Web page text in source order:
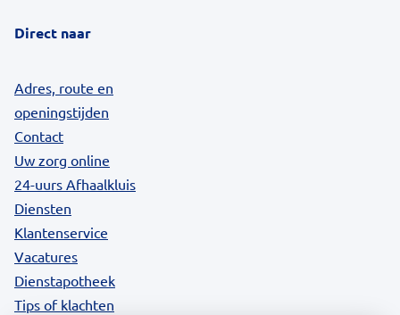
Direct naar
Adres, route en
openingstijden
Contact
Uw zorg online
24-uurs Afhaalkluis
Diensten
Klantenservice
Vacatures
Dienstapotheek
Tips of klachten